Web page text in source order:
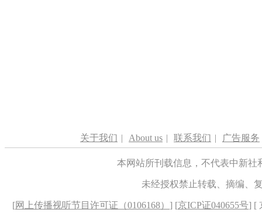
关于我们 | About us | 联系我们 | 广告服务
本网站所刊载信息，不代表中新
未经授权禁止转载、摘编、
[网上传播视听节目许可证（0106168） ] [京ICP证040655号] [